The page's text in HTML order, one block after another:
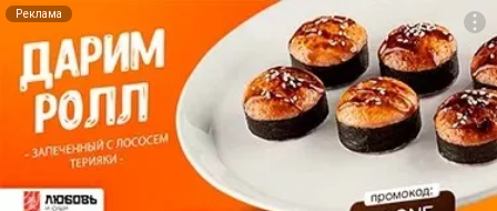
Реклама